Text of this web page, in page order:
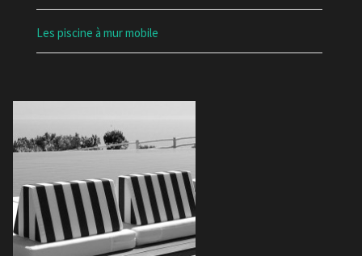
Les piscine à mur mobile